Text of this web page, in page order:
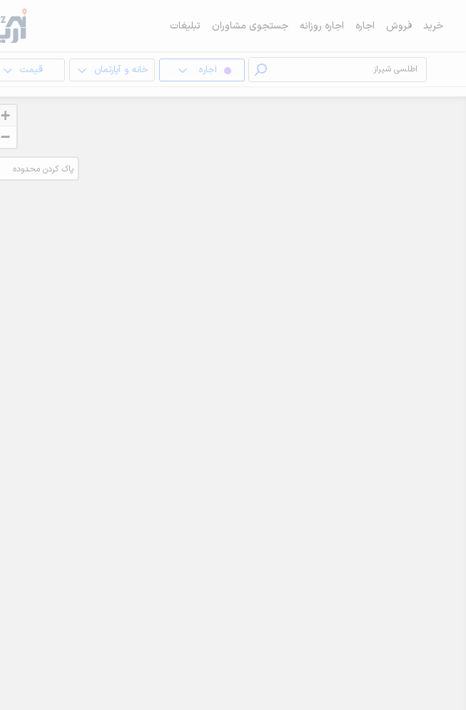
خرید فروش اجاره اجاره روزانه جستجوی مشاوران تبلیغات
اجاره خانه و آپارتمان قیمت
+
−
پاک کردن محدوده